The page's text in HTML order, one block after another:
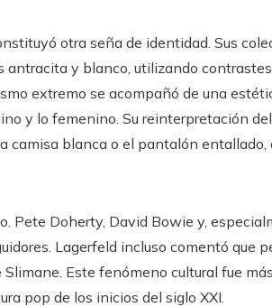
otra seña de identidad. Sus
antracita y blanco, utilizando
extremo se acompañó de una
y lo femenino. Su reinterpretación del
camisa blanca o el pantalón entallado,
Pete Doherty, David Bowie y,
Lagerfeld incluso comentó que
Este fenómeno cultural fue
pop de los inicios del siglo XXI.